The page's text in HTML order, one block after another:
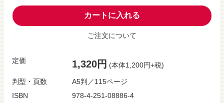
カートに入れる
ご注文について
定価 1,320円 (本体1,200円+税)
判型・頁数
A5判／115ページ
ISBN
978-4-251-08886-4